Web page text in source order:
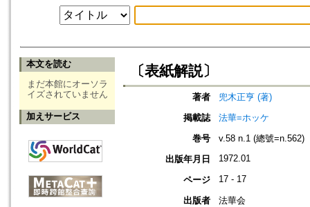
本文を読む
まだ本館にオーソラ
イズされていません
加えサービス
〔表紙解説〕
著者
兜木正亨 (著)
掲載誌
法華=ホッケ
巻号
v.58 n.1 (總號=n.562)
出版年月日
1972.01
ページ 17 - 17
出版者
法華会